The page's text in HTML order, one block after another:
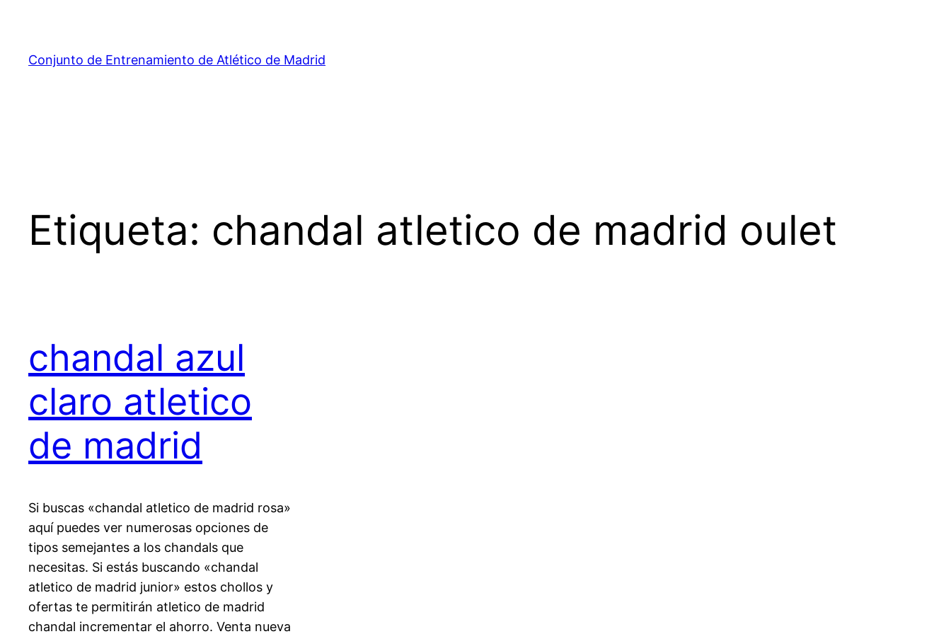
contenido
Conjunto de Entrenamiento de Atlético de Madrid
Etiqueta: chandal atletico de madrid oulet
chandal azul
claro atletico
de madrid
Si buscas «chandal atletico de madrid rosa»
aquí puedes ver numerosas opciones de
tipos semejantes a los chandals que
necesitas. Si estás buscando «chandal
atletico de madrid junior» estos chollos y
ofertas te permitirán atletico de madrid
chandal incrementar el ahorro. Venta nueva